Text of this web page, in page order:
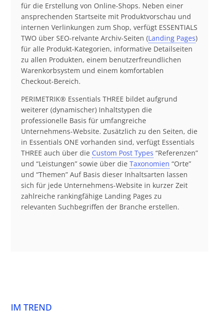
für die Erstellung von Online-Shops. Neben einer
ansprechenden Startseite mit Produktvorschau und
internen Verlinkungen zum Shop, verfügt ESSENTIALS
TWO über SEO-relvante Archiv-Seiten (Landing Pages)
für alle Produkt-Kategorien, informative Detailseiten
zu allen Produkten, einem benutzerfreundlichen
Warenkorbsystem und einem komfortablen
Checkout-Bereich.
PERIMETRIK® Essentials THREE bildet aufgrund
weiterer (dynamischer) Inhaltstypen die
professionelle Basis für umfangreiche
Unternehmens-Website. Zusätzlich zu den Seiten, die
in Essentials ONE vorhanden sind, verfügt Essentials
THREE auch über die Custom Post Types “Referenzen”
und “Leistungen” sowie über die Taxonomien “Orte”
und “Themen” Auf Basis dieser Inhaltsarten lassen
sich für jede Unternehmens-Website in kurzer Zeit
zahlreiche rankingfähige Landing Pages zu
relevanten Suchbegriffen der Branche erstellen.
IM TREND